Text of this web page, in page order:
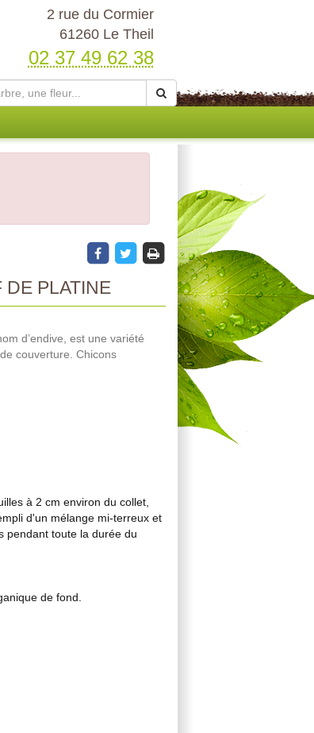
2 rue du Cormier
61260 Le Theil
02 37 49 62 38
PLATINE
d’endive, est une variété
couverture. Chicons
à 2 cm environ du collet,
d'un mélange mi-terreux et
pendant toute la durée du
de fond.